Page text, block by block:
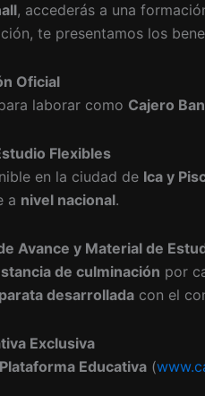
, accederás a una
te presentamos los
Oficial
laborar como Cajero
Flexibles
en la ciudad de Ica y
a nivel nacional.
Avance y Material de
de culminación por
desarrollada con el
Exclusiva
Plataforma Educativa (